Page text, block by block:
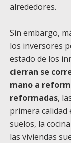
alrededores.
Sin embargo,
los inversores
estado de los
cierran se
mano a
reformadas,
primera calidad
suelos, la
las viviendas